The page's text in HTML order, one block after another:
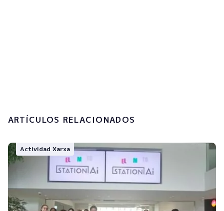
ARTÍCULOS RELACIONADOS
Actividad Xarxa